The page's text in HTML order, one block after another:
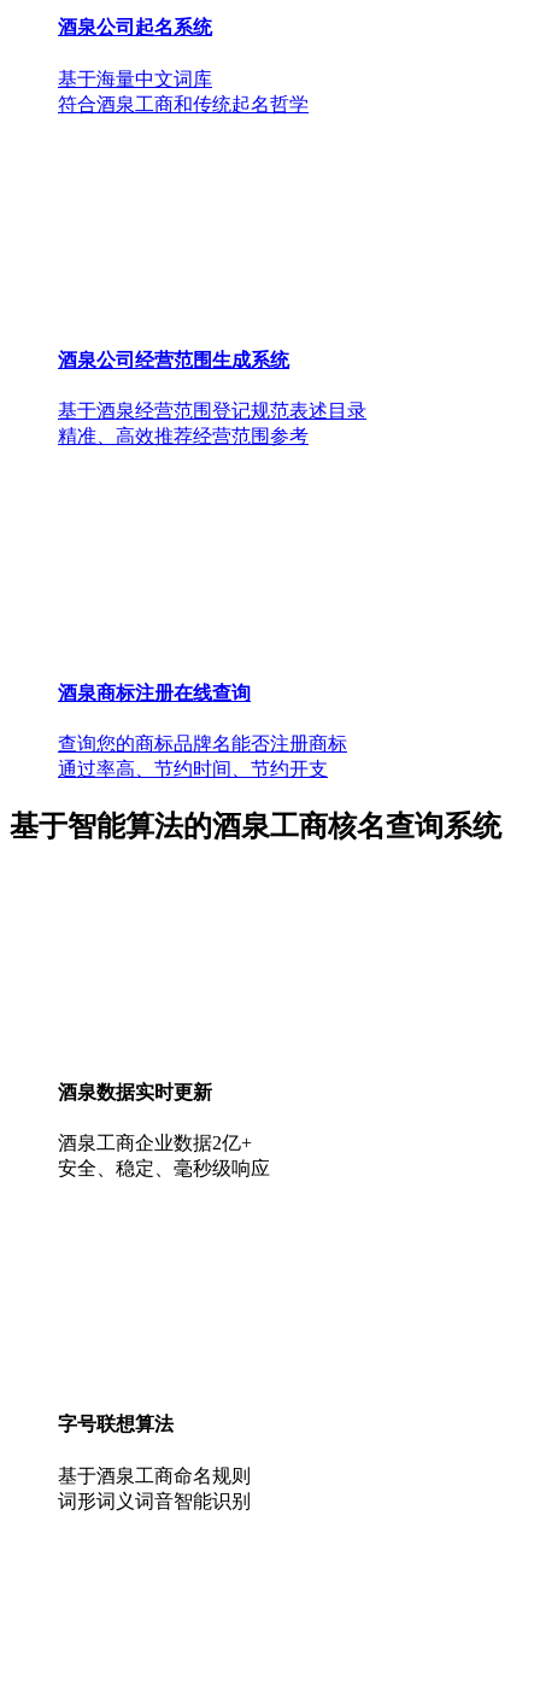
酒泉公司起名系统
基于海量中文词库
符合酒泉工商和传统起名哲学
酒泉公司经营范围生成系统
基于酒泉经营范围登记规范表述目录
精准、高效推荐经营范围参考
酒泉商标注册在线查询
查询您的商标品牌名能否注册商标
通过率高、节约时间、节约开支
基于智能算法的酒泉工商核名查询系统
酒泉数据实时更新
酒泉工商企业数据2亿+
安全、稳定、毫秒级响应
字号联想算法
基于酒泉工商命名规则
词形词义词音智能识别